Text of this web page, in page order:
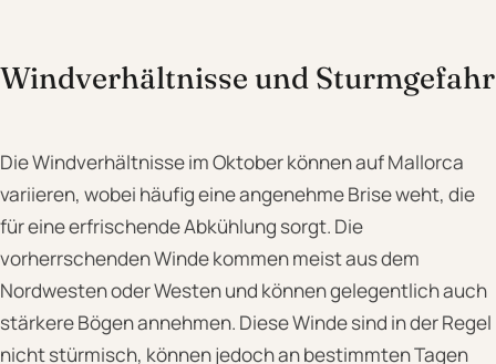
Windverhältnisse und Sturmgefahr
Die Windverhältnisse im Oktober können auf Mallorca
variieren, wobei häufig eine angenehme Brise weht, die
für eine erfrischende Abkühlung sorgt. Die
vorherrschenden Winde kommen meist aus dem
Nordwesten oder Westen und können gelegentlich auch
stärkere Bögen annehmen. Diese Winde sind in der Regel
nicht stürmisch, können jedoch an bestimmten Tagen